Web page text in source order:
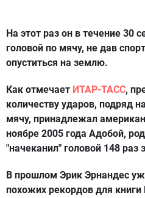
На этот раз он в течение 30
головой по мячу, не дав
опуститься на землю.
Как отмечает ИТАР-ТАСС,
количеству ударов, подряд
мячу, принадлежал
ноябре 2005 года Адобой,
"начеканил" головой 148 раз
В прошлом Эрик Эрнандес
похожих рекордов для книги